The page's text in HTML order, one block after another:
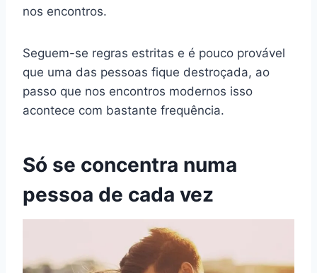
nos encontros.
Seguem-se regras estritas e é pouco provável
que uma das pessoas fique destroçada, ao
passo que nos encontros modernos isso
acontece com bastante frequência.
Só se concentra numa
pessoa de cada vez